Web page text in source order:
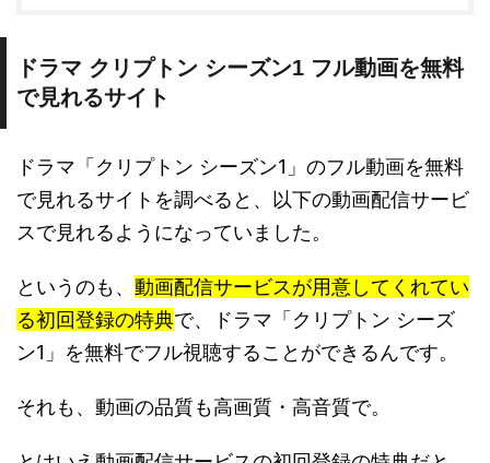
ドラマ クリプトン シーズン1 フル動画を無料
で見れるサイト
ドラマ「クリプトン シーズン1」のフル動画を無料
で見れるサイトを調べると、以下の動画配信サービ
スで見れるようになっていました。
というのも、 動画配信サービスが用意してくれてい
る初回登録の特典で、ドラマ「クリプトン シーズ
ン1」を無料でフル視聴することができるんです。
それも、動画の品質も高画質・高音質で。